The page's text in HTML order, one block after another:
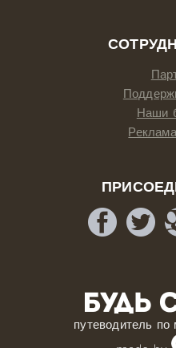
Наши
путеводитель по